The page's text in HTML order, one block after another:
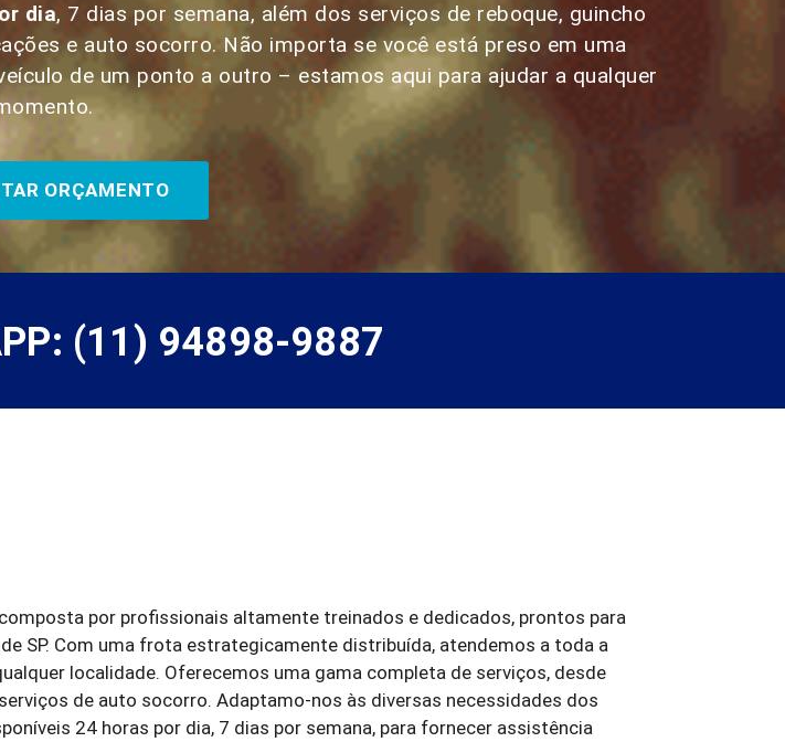
dia, 7 dias por semana, além dos serviços de reboque, guincho
e auto socorro. Não importa se você está preso em uma
de um ponto a outro – estamos aqui para ajudar a qualquer
ORÇAMENTO
(11) 94898-9887
por profissionais altamente treinados e dedicados, prontos para
SP. Com uma frota estrategicamente distribuída, atendemos a toda a
localidade. Oferecemos uma gama completa de serviços, desde
de auto socorro. Adaptamo-nos às diversas necessidades dos
24 horas por dia, 7 dias por semana, para fornecer assistência